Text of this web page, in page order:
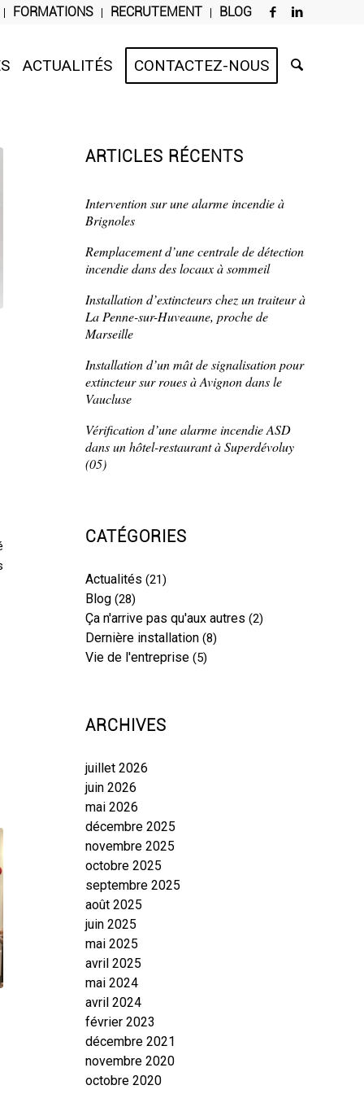
FORMATIONS RECRUTEMENT BLOG
ACTUALITÉS CONTACTEZ-NOUS
ARTICLES RÉCENTS
Intervention sur une alarme incendie à
Brignoles
Remplacement d’une centrale de détection
incendie dans des locaux à sommeil
Installation d’extincteurs chez un traiteur à
La Penne-sur-Huveaune, proche de
Marseille
Installation d’un mât de signalisation pour
extincteur sur roues à Avignon dans le
Vaucluse
Vérification d’une alarme incendie ASD
dans un hôtel-restaurant à Superdévoluy
(05)
CATÉGORIES
Actualités (21)
Blog (28)
Ça n'arrive pas qu'aux autres (2)
Dernière installation (8)
Vie de l'entreprise (5)
ARCHIVES
juillet 2026
juin 2026
mai 2026
décembre 2025
novembre 2025
octobre 2025
septembre 2025
août 2025
juin 2025
mai 2025
avril 2025
mai 2024
avril 2024
février 2023
décembre 2021
novembre 2020
octobre 2020